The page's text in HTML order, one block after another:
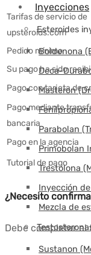
Inyecciones
Esteroides
Boldenona
Deca-
Masteron
Parabolan
Primobolan
Trestolona
Inyección
Mezcla de
Sustanon
Tarifas de servicio de
upsteroids.com
Pedido mínimo
Su pago ha sido
Pago con tarjeta de
Pago mediante
bancaria
Pago en la agencia
Tutorial de pago
¿Necesito
Debe completar el